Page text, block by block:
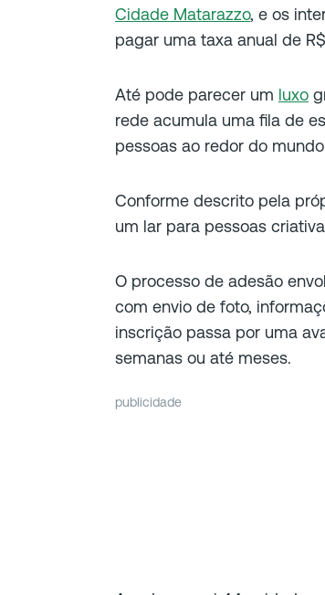
Cidade Matarazzo, e os
pagar uma taxa anual de
Até pode parecer um luxo
rede acumula uma fila de
pessoas ao redor do mundo
Conforme descrito pela
um lar para pessoas
O processo de adesão
com envio de foto,
inscrição passa por uma
semanas ou até meses.
publicidade